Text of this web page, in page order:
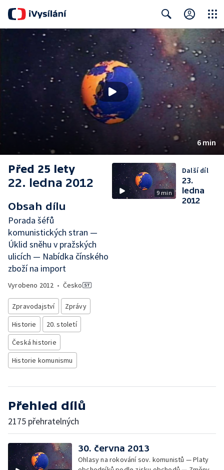
Search Close
6 min
Před 25 lety
22. ledna 2012
Obsah dílu
Porada šéfů
komunistických stran —
Úklid sněhu v pražských
ulicích — Nabídka čínského
zboží na import
Vyrobeno 2012 • Česko
Zpravodajství
Zprávy
Historie
20. století
Česká historie
Historie komunismu
9 min
Další díl
23.
ledna
2012
Přehled dílů
2175 přehratelných
30. června 2013
Ohlasy na rokování sov. komunistů — Platy